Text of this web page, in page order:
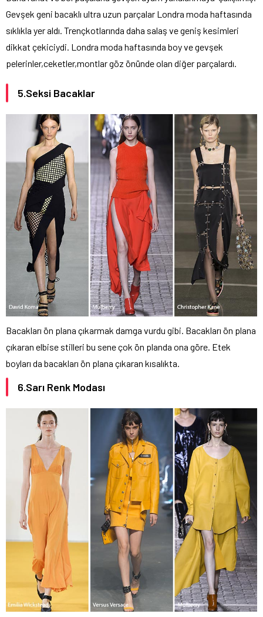
Gevşek geni bacaklı ultra uzun parçalar Londra moda haftasında
sıklıkla yer aldı. Trençkotlarında daha salaş ve geniş kesimleri
dikkat çekiciydi. Londra moda haftasında boy ve gevşek
pelerinler,ceketler,montlar göz önünde olan diğer parçalardı.
5.Seksi Bacaklar
Bacakları ön plana çıkarmak damga vurdu gibi. Bacakları ön plana
çıkaran elbise stilleri bu sene çok ön planda ona göre. Etek
boyları da bacakları ön plana çıkaran kısalıkta.
6.Sarı Renk Modası